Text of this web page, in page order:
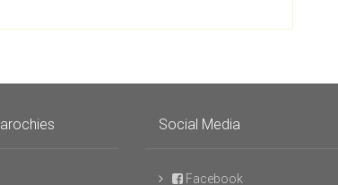
Social Media
Facebook